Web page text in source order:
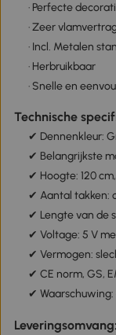
· Perfecte
· Zeer
· Incl. Metalen
· Herbruikbaar
· Snelle en
Technische
✔ Dennenkleur:
✔ Belangrijkste
✔ Hoogte: 120
✔ Aantal takken:
✔ Lengte van de
✔ Voltage: 5 V
✔ Vermogen:
✔ CE norm, GS,
✔
Leveringsomvang: